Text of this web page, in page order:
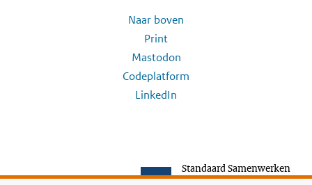
Naar boven
Print
Mastodon
Codeplatform
LinkedIn
Standaard Samenwerken